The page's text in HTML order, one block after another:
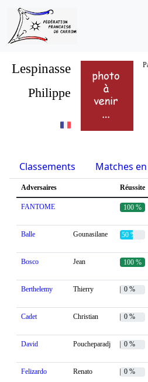
Lespinasse
Philippe
Classements Matches
Adversaires Réussite
FANTOME 100 %
Balle Gounasilane 50 %
Bosco Jean 100 %
Berthelemy Thierry 0 %
Cadet Christian 0 %
David Poucheparadj 0 %
Felizardo Renato 0 %